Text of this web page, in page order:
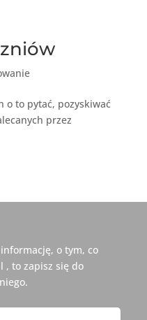
o to pytać, pozyskiwać
przez
o tym, co
, to zapisz się do